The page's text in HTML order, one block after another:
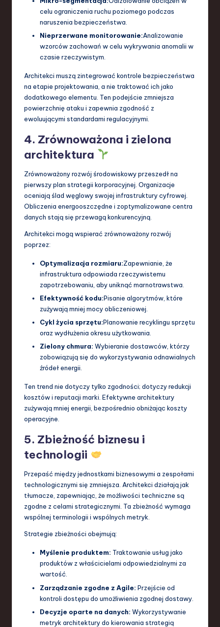
celu ograniczenia ruchu poziomego podczas
naruszenia bezpieczeństwa.
Nieprzerwane monitorowanie:Analizowanie
wzorców zachowań w celu wykrywania anomalii w
czasie rzeczywistym.
Architekci muszą zintegrować kontrole bezpieczeństwa
na etapie projektowania, a nie traktować ich jako
dodatkowego elementu. Ten podejście zmniejsza
powierzchnię ataku i zapewnia zgodność z
ewoluującymi standardami regulacyjnymi.
4. Zrównoważona i zielona
architektura
Zrównoważony rozwój środowiskowy przeszedł na
pierwszy plan strategii korporacyjnej. Organizacje
oceniają ślad węglowy swojej infrastruktury cyfrowej.
Obliczenia energooszczędne i zoptymalizowane centra
danych stają się przewagą konkurencyjną.
Architekci mogą wspierać zrównoważony rozwój
poprzez:
Optymalizacja rozmiaru:Zapewnianie, że
infrastruktura odpowiada rzeczywistemu
zapotrzebowaniu, aby uniknąć marnotrawstwa.
Efektywność kodu:Pisanie algorytmów, które
zużywają mniej mocy obliczeniowej.
Cykl życia sprzętu:Planowanie recyklingu sprzętu
oraz wydłużenia okresu użytkowania.
Zielony chmura: Wybieranie dostawców, którzy
zobowiązują się do wykorzystywania odnawialnych
źródeł energii.
Ten trend nie dotyczy tylko zgodności; dotyczy redukcji
kosztów i reputacji marki. Efektywne architektury
zużywają mniej energii, bezpośrednio obniżając koszty
operacyjne.
5. Zbieżność biznesu i
technologii
Przepaść między jednostkami biznesowymi a zespołami
technologicznymi się zmniejsza. Architekci działają jak
tłumacze, zapewniając, że możliwości techniczne są
zgodne z celami strategicznymi. Ta zbieżność wymaga
wspólnej terminologii i wspólnych metryk.
Strategie zbieżności obejmują:
Myślenie produktem: Traktowanie usług jako
produktów z właścicielami odpowiedzialnymi za
wartość.
Zarządzanie zgodne z Agile: Przejście od
kontroli dostępu do umożliwienia zgodnej dostawy.
Decyzje oparte na danych: Wykorzystywanie
metryk architektury do kierowania strategią